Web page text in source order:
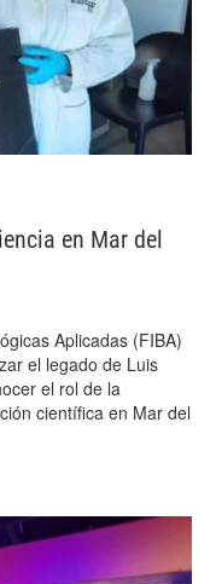
en Mar del
Aplicadas (FIBA)
el legado de Luis
el rol de la
científica en Mar del